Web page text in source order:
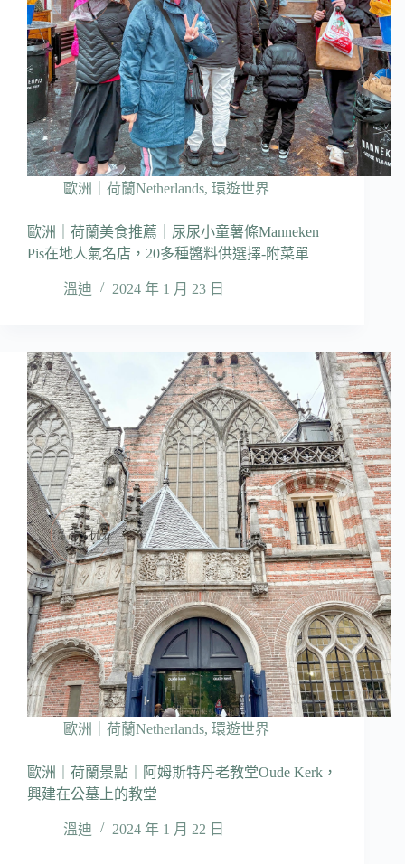
歐洲｜荷蘭Netherlands, 環遊世界
歐洲｜荷蘭美食推薦｜尿尿小童薯條Manneken
Pis在地人氣名店，20多種醬料供選擇-附菜單
溫迪 2024 年 1 月 23 日
歐洲｜荷蘭Netherlands, 環遊世界
歐洲｜荷蘭景點｜阿姆斯特丹老教堂Oude Kerk，
興建在公墓上的教堂
溫迪 2024 年 1 月 22 日